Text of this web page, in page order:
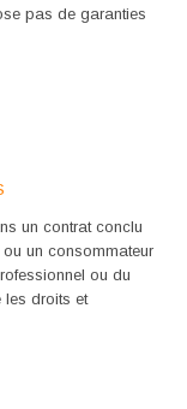
pas de garanties
un contrat conclu
un consommateur
ou du
les droits et